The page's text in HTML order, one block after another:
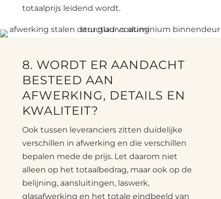
totaalprijs leidend wordt.
8. WORDT ER AANDACHT
BESTEED AAN
AFWERKING, DETAILS EN
KWALITEIT?
Ook tussen leveranciers zitten duidelijke
verschillen in afwerking en die verschillen
bepalen mede de prijs. Let daarom niet
alleen op het totaalbedrag, maar ook op de
belijning, aansluitingen, laswerk,
glasafwerking en het totale eindbeeld van